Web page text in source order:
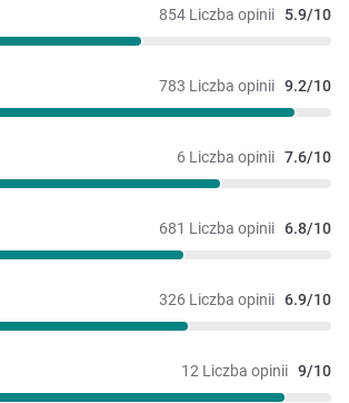
854 Liczba opinii 5.9/10
783 Liczba opinii 9.2/10
6 Liczba opinii 7.6/10
681 Liczba opinii 6.8/10
326 Liczba opinii 6.9/10
12 Liczba opinii 9/10